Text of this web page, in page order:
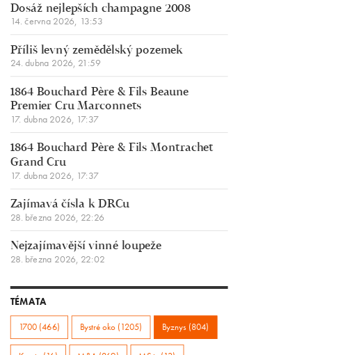
Dosáž nejlepších champagne 2008
14. června 2026, 13:53
Příliš levný zemědělský pozemek
24. dubna 2026, 21:59
1864 Bouchard Père & Fils Beaune
Premier Cru Marconnets
17. dubna 2026, 17:37
1864 Bouchard Père & Fils Montrachet
Grand Cru
17. dubna 2026, 17:37
Zajímavá čísla k DRCu
28. března 2026, 22:26
Nejzajímavější vinné loupeže
28. března 2026, 22:02
TÉMATA
1700 (466) Bystré oko (1205) Byznys (804)